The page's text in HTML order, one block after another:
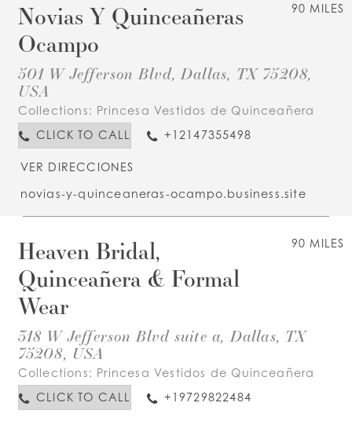
90 MILES
Novias Y Quinceañeras
Ocampo
501 W Jefferson Blvd, Dallas, TX 75208,
USA
Collections: Princesa Vestidos de Quinceañera
CLICK TO CALL
+12147355498
VER DIRECCIONES
novias-y-quinceaneras-ocampo.business.site
90 MILES
Heaven Bridal,
Quinceañera & Formal
Wear
318 W Jefferson Blvd suite a, Dallas, TX
75208, USA
Collections: Princesa Vestidos de Quinceañera
CLICK TO CALL
+19729822484